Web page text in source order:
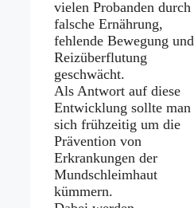
vielen Probanden durch
falsche Ernährung,
fehlende Bewegung und
Reizüberflutung
geschwächt.
Als Antwort auf diese
Entwicklung sollte man
sich frühzeitig um die
Prävention von
Erkrankungen der
Mundschleimhaut
kümmern.